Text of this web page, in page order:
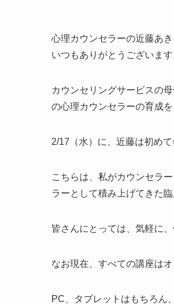
心理カウンセラーの近藤あき
いつもありがとうございます
カウンセリングサービスの
の心理カウンセラーの育成
2/17（水）に、近藤は初め
こちらは、私がカウンセラ
ラーとして積み上げてきた
皆さんにとっては、気軽に
なお現在、すべての講座は
PC、タブレットはもちろん